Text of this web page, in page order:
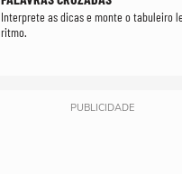
Interprete as dicas e monte o tabuleiro
ritmo.
PUBLICIDADE